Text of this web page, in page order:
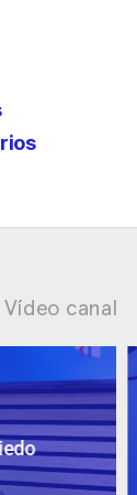
Vídeo canal